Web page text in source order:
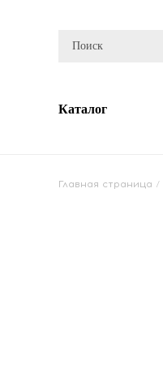
Каталог
Главная страница /